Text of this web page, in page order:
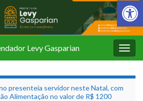
Barra de
Levy Gasparian
presenteia servidor neste Natal, com
Alimentação no valor de R$ 1200